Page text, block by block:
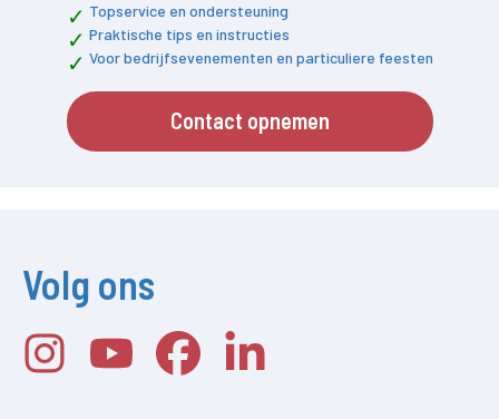
Topservice en ondersteuning
Praktische tips en instructies
Voor bedrijfsevenementen en particuliere feesten
Contact opnemen
Volg ons